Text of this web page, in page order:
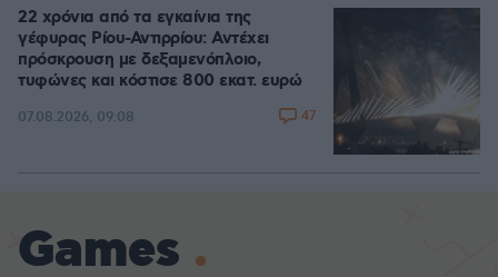
22 χρόνια από τα εγκαίνια της
γέφυρας Ρίου-Αντιρρίου: Αντέχει
πρόσκρουση με δεξαμενόπλοιο,
τυφώνες και κόστισε 800 εκατ. ευρώ
07.08.2026, 09:08 47
Games